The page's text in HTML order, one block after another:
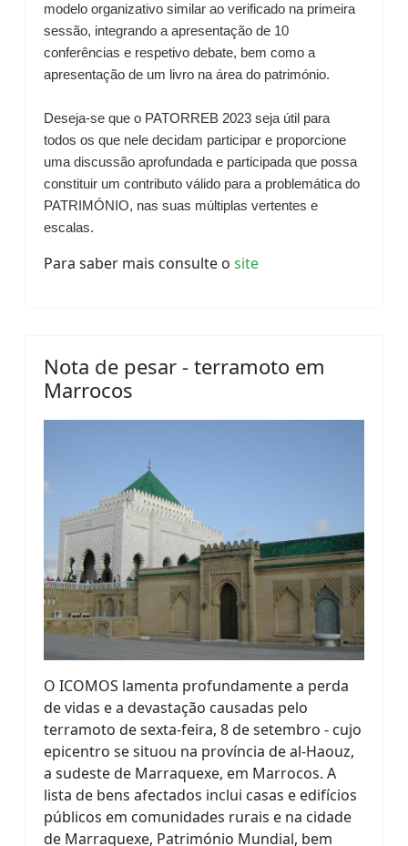
modelo organizativo similar ao verificado na primeira
sessão, integrando a apresentação de 10
conferências e respetivo debate, bem como a
apresentação de um livro na área do património.
Deseja-se que o PATORREB 2023 seja útil para
todos os que nele decidam participar e proporcione
uma discussão aprofundada e participada que possa
constituir um contributo válido para a problemática do
PATRIMÓNIO, nas suas múltiplas vertentes e
escalas.
Para saber mais consulte o site
Nota de pesar - terramoto em
Marrocos
O ICOMOS lamenta profundamente a perda
de vidas e a devastação causadas pelo
terramoto de sexta-feira, 8 de setembro - cujo
epicentro se situou na província de al-Haouz,
a sudeste de Marraquexe, em Marrocos. A
lista de bens afectados inclui casas e edifícios
públicos em comunidades rurais e na cidade
de Marraquexe, Património Mundial, bem